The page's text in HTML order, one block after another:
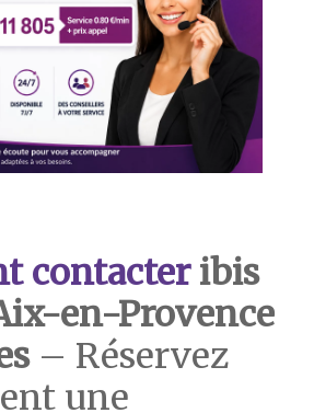
contacteribis
en-Provence
– Réservez
une